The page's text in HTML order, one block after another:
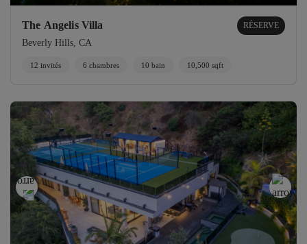
The Angelis Villa RÉSERVE
Beverly Hills, CA
12 invités 6 chambres 10 bain 10,500 sqft